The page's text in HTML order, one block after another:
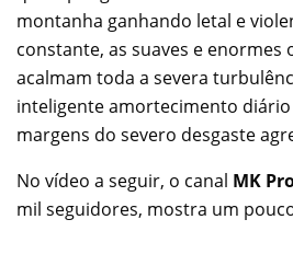
montanha ganhando letal e
constante, as suaves e enormes
acalmam toda a severa
inteligente amortecimento
margens do severo desgaste
No vídeo a seguir, o canal MK
mil seguidores, mostra um